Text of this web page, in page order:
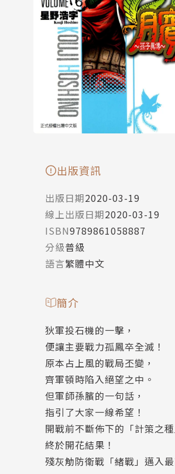
出版資訊
出版日期2020-03-19
線上出版日期2020-03-19
ISBN9789861058887
分級普級
語言繁體中文
簡介
狄軍投石機的一擊，
便讓主要戰力孤鳳卒全滅！
原本占上風的戰局丕變，
齊軍頓時陷入絕望之中。
但軍師孫臏的一句話，
指引了大家一線希望！
開戰前不斷佈下的「計策之種
終於開花結果！
殘灰觔防衛戰「緒戰」邁入最